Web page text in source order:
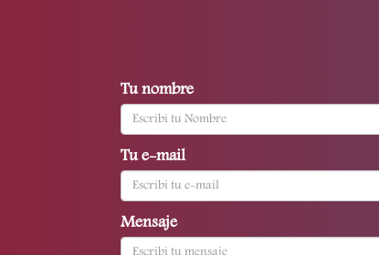
Tu nombre
Tu e-mail
Mensaje